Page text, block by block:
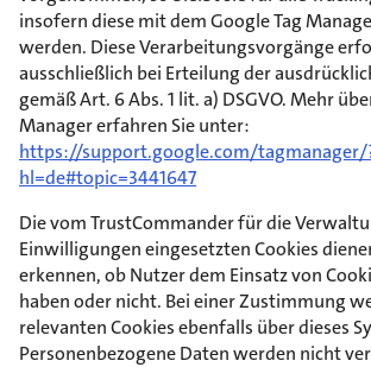
insofern diese mit dem Google Tag
werden. Diese Verarbeitungsvorgänge
ausschließlich bei Erteilung der
gemäß Art. 6 Abs. 1 lit. a) DSGVO. Mehr
Manager erfahren Sie unter:
https://support.google.com/tagmanager/
hl=de#topic=3441647
Die vom TrustCommander für die
Einwilligungen eingesetzten Cookies
erkennen, ob Nutzer dem Einsatz von
haben oder nicht. Bei einer Zustimmung
relevanten Cookies ebenfalls über dieses
Personenbezogene Daten werden nicht